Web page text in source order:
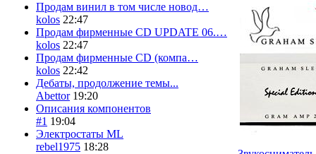
Продам винил в том числе новод…
kolos 22:47
Продам фирменные CD UPDATE 06.…
kolos 22:47
Продам фирменные CD (компа…
kolos 22:42
Дебаты, продолжение темы...
Abettor 19:20
Описания компонентов
#1 19:04
Электростаты ML
rebel1975 18:28